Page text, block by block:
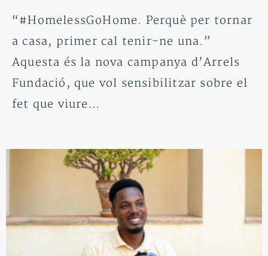
“#HomelessGoHome. Perquè per tornar
a casa, primer cal tenir-ne una.”
Aquesta és la nova campanya d’Arrels
Fundació, que vol sensibilitzar sobre el
fet que viure…